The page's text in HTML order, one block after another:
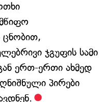
ცნობით,
ჯგუფის სამი
ერთ-ერთი ახმედ
პირები